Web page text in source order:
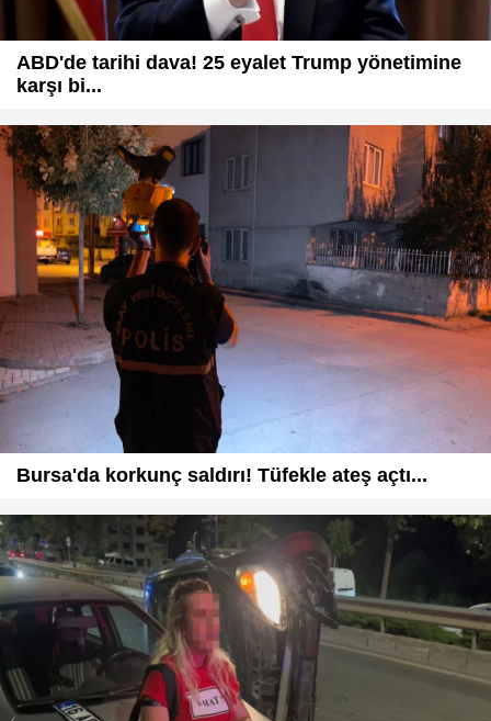
ABD'de tarihi dava! 25 eyalet Trump yönetimine
karşı bi...
Bursa'da korkunç saldırı! Tüfekle ateş açtı...